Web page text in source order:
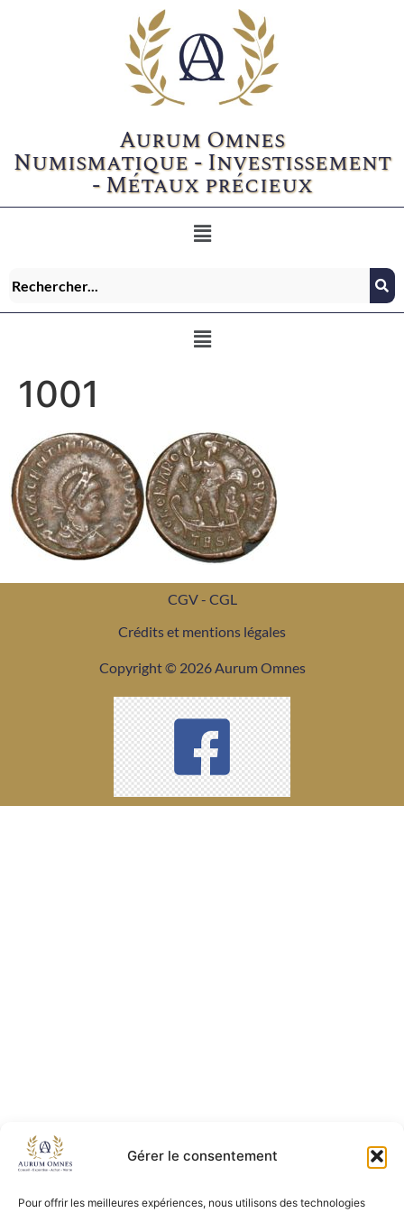
Gérer le consentement
Pour offrir les meilleures expériences, nous utilisons des technologies
Aurum Omnes
Numismatique - Investissement
- Métaux précieux
1001
CGV - CGL
Crédits et mentions légales
Copyright © 2026 Aurum Omnes